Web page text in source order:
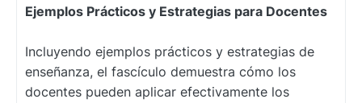
Ejemplos Prácticos y Estrategias para Docentes
Incluyendo ejemplos prácticos y estrategias de
enseñanza, el fascículo demuestra cómo los
docentes pueden aplicar efectivamente los